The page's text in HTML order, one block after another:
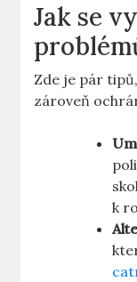
Jak se
Zde je pár
zároveň
k